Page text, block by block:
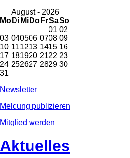
August - 2026
Mo Di Mi Do FrSaSo
01 02
03 040506 0708 09
10 111213 1415 16
17 181920 2122 23
24 252627 2829 30
31
Newsletter
Meldung publizieren
Mitglied werden
Aktuelles